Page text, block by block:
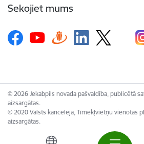
Sekojiet mums
© 2026 Jekabpils novada pašvaldība, publicētā
aizsargātas.
© 2020 Valsts kanceleja, Tīmekļvietņu vienotās
aizsargātas.